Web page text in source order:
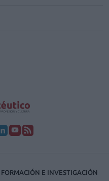
FORMACIÓN E INVESTIGACIÓN